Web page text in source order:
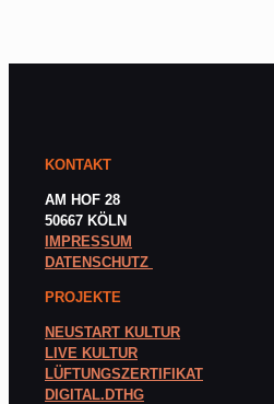
KONTAKT
AM HOF 28
50667 KÖLN
IMPRESSUM
DATENSCHUTZ
PROJEKTE
NEUSTART KULTUR
LIVE KULTUR
LÜFTUNGSZERTIFIKAT
DIGITAL.DTHG